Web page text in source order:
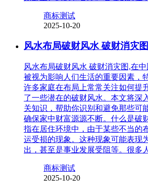
商标测试
2025-10-20
风水布局破财风水 破财消灾图
风水布局破财风水 破财消灾图,在
被视为影响人们生活的重要因素，
许多家庭在布局上常常关注如何提
了一些潜在的破财风水。本文将深
关知识，帮助你识别和避免那些可
确保家中财富源源不断。什么是破
指在居住环境中，由于某些不当的
运受损的现象。这种现象可能表现
出，甚至是事业发展受阻等。很多
商标测试
2025-10-20